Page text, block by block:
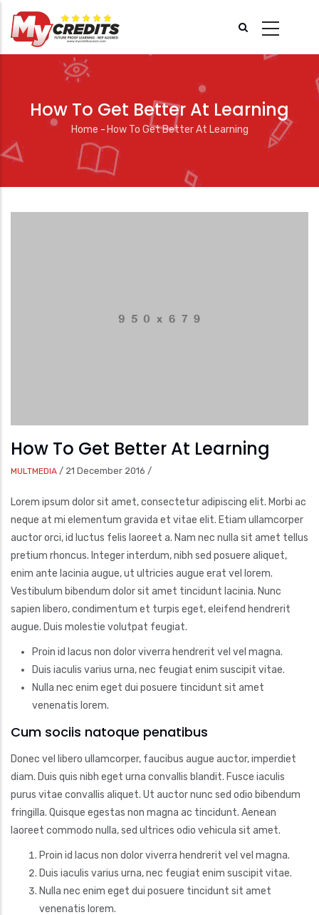
main
How To Get Better At Learning
Breadcrumb
Home - How To Get Better At Learning
How To Get Better At Learning
MULTMEDIA / 21 December 2016 /
Lorem ipsum dolor sit amet, consectetur adipiscing elit. Morbi ac
neque at mi elementum gravida et vitae elit. Etiam ullamcorper
auctor orci, id luctus felis laoreet a. Nam nec nulla sit amet tellus
pretium rhoncus. Integer interdum, nibh sed posuere aliquet,
enim ante lacinia augue, ut ultricies augue erat vel lorem.
Vestibulum bibendum dolor sit amet tincidunt lacinia. Nunc
sapien libero, condimentum et turpis eget, eleifend hendrerit
augue. Duis molestie volutpat feugiat.
Proin id lacus non dolor viverra hendrerit vel vel magna.
Duis iaculis varius urna, nec feugiat enim suscipit vitae.
Nulla nec enim eget dui posuere tincidunt sit amet
venenatis lorem.
Cum sociis natoque penatibus
Donec vel libero ullamcorper, faucibus augue auctor, imperdiet
diam. Duis quis nibh eget urna convallis blandit. Fusce iaculis
purus vitae convallis aliquet. Ut auctor nunc sed odio bibendum
fringilla. Quisque egestas non magna ac tincidunt. Aenean
laoreet commodo nulla, sed ultrices odio vehicula sit amet.
Proin id lacus non dolor viverra hendrerit vel vel magna.
Duis iaculis varius urna, nec feugiat enim suscipit vitae.
Nulla nec enim eget dui posuere tincidunt sit amet
venenatis lorem.